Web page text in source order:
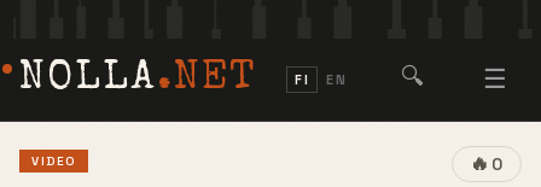
NOLLA.NET FI EN 🔍 ☰
🔥 0
VIDEO